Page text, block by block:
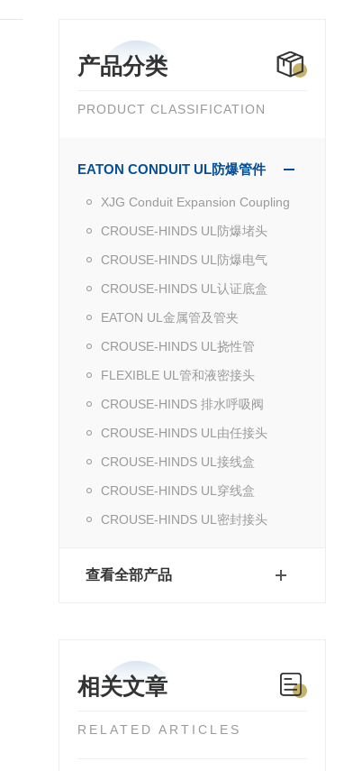
产品分类
PRODUCT CLASSIFICATION
EATON CONDUIT UL防爆管件
XJG Conduit Expansion Coupling
CROUSE-HINDS UL防爆堵头
CROUSE-HINDS UL防爆电气
CROUSE-HINDS UL认证底盒
EATON UL金属管及管夹
CROUSE-HINDS UL挠性管
FLEXIBLE UL管和液密接头
CROUSE-HINDS 排水呼吸阀
CROUSE-HINDS UL由任接头
CROUSE-HINDS UL接线盒
CROUSE-HINDS UL穿线盒
CROUSE-HINDS UL密封接头
查看全部产品
相关文章
RELATED ARTICLES